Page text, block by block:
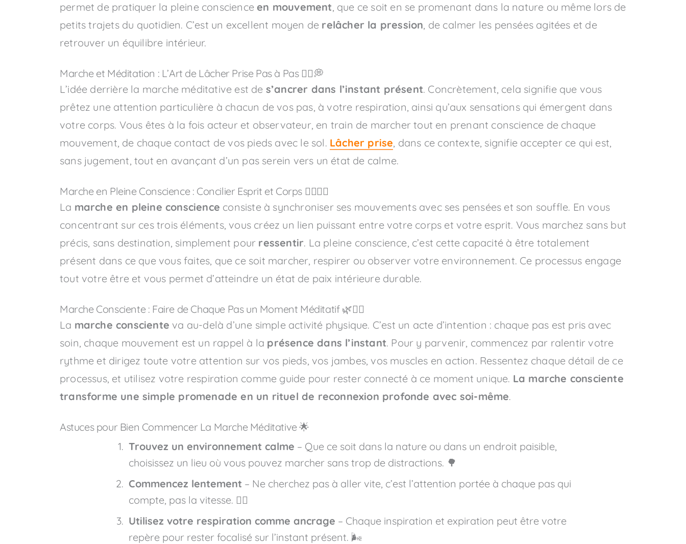
permet de pratiquer la pleine conscience en mouvement, que ce soit en se promenant dans la nature ou même lors de
petits trajets du quotidien. C’est un excellent moyen de relâcher la pression, de calmer les pensées agitées et de
retrouver un équilibre intérieur.
Marche et Méditation : L’Art de Lâcher Prise Pas à Pas 🚶‍♂️💭
L’idée derrière la marche méditative est de s’ancrer dans l’instant présent. Concrètement, cela signifie que vous
prêtez une attention particulière à chacun de vos pas, à votre respiration, ainsi qu’aux sensations qui émergent dans
votre corps. Vous êtes à la fois acteur et observateur, en train de marcher tout en prenant conscience de chaque
mouvement, de chaque contact de vos pieds avec le sol. Lâcher prise, dans ce contexte, signifie accepter ce qui est,
sans jugement, tout en avançant d’un pas serein vers un état de calme.
Marche en Pleine Conscience : Concilier Esprit et Corps 🧘‍♂️🚶‍♀️
La marche en pleine conscience consiste à synchroniser ses mouvements avec ses pensées et son souffle. En vous
concentrant sur ces trois éléments, vous créez un lien puissant entre votre corps et votre esprit. Vous marchez sans but
précis, sans destination, simplement pour ressentir. La pleine conscience, c’est cette capacité à être totalement
présent dans ce que vous faites, que ce soit marcher, respirer ou observer votre environnement. Ce processus engage
tout votre être et vous permet d’atteindre un état de paix intérieure durable.
Marche Consciente : Faire de Chaque Pas un Moment Méditatif 🌿🚶‍♂️
La marche consciente va au-delà d’une simple activité physique. C’est un acte d’intention : chaque pas est pris avec
soin, chaque mouvement est un rappel à la présence dans l’instant. Pour y parvenir, commencez par ralentir votre
rythme et dirigez toute votre attention sur vos pieds, vos jambes, vos muscles en action. Ressentez chaque détail de ce
processus, et utilisez votre respiration comme guide pour rester connecté à ce moment unique. La marche consciente
transforme une simple promenade en un rituel de reconnexion profonde avec soi-même.
Astuces pour Bien Commencer La Marche Méditative 🌟
Trouvez un environnement calme – Que ce soit dans la nature ou dans un endroit paisible,
choisissez un lieu où vous pouvez marcher sans trop de distractions. 🌳
Commencez lentement – Ne cherchez pas à aller vite, c’est l’attention portée à chaque pas qui
compte, pas la vitesse. 🚶‍♀️
Utilisez votre respiration comme ancrage – Chaque inspiration et expiration peut être votre
repère pour rester focalisé sur l’instant présent. 🌬️